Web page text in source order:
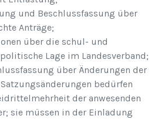
und Beschlussfassung über
Anträge;
über die schul- und
Lage im Landesverband;
über Änderungen der
bedürfen
der anwesenden
sie müssen in der Einladung